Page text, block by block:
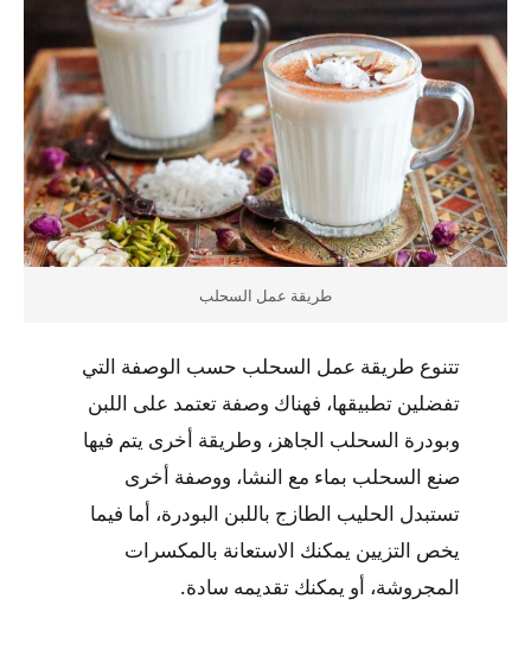
طريقة عمل السحلب
تتنوع طريقة عمل السحلب حسب الوصفة التي
تفضلين تطبيقها، فهناك وصفة تعتمد على اللبن
وبودرة السحلب الجاهز، وطريقة أخرى يتم فيها
صنع السحلب بماء مع النشا، ووصفة أخرى
تستبدل الحليب الطازج باللبن البودرة، أما فيما
يخص التزيين يمكنك الاستعانة بالمكسرات
المجروشة، أو يمكنك تقديمه سادة.